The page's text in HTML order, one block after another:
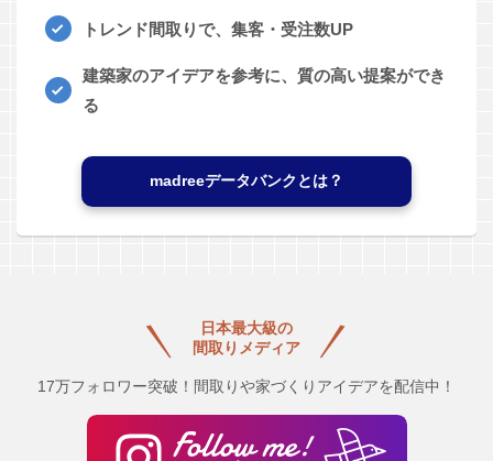
トレンド間取りで、集客・受注数UP
建築家のアイデアを参考に、質の高い提案ができ
る
madreeデータバンクとは？
日本最大級の
間取りメディア
17万フォロワー突破！間取りや家づくりアイデアを配信中！